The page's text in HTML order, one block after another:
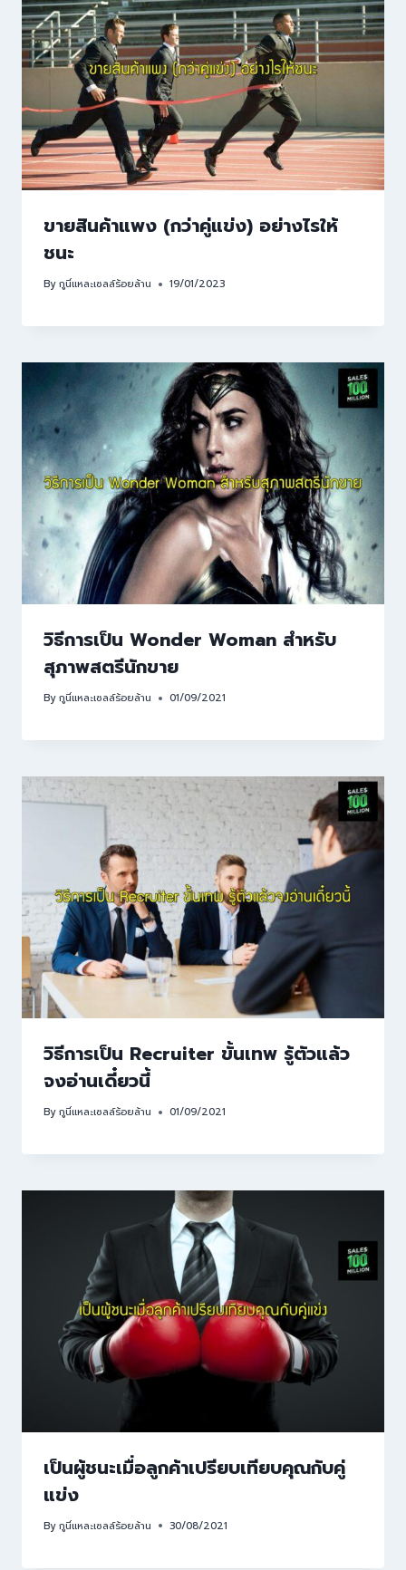
ขายสินค้าแพง (กว่าคู่แข่ง) อย่างไรให้
ชนะ
Byกูนี่แหละเซลล์ร้อยล้าน 19/01/2023
วิธีการเป็น Wonder Woman สำหรับ
สุภาพสตรีนักขาย
Byกูนี่แหละเซลล์ร้อยล้าน 01/09/2021
วิธีการเป็น Recruiter ขั้นเทพ รู้ตัวแล้ว
จงอ่านเดี๋ยวนี้
Byกูนี่แหละเซลล์ร้อยล้าน 01/09/2021
เป็นผู้ชนะเมื่อลูกค้าเปรียบเทียบคุณกับคู่
แข่ง
Byกูนี่แหละเซลล์ร้อยล้าน 30/08/2021